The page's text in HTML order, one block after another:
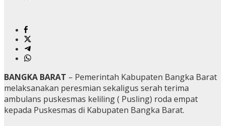
BANGKA BARAT – Pemerintah Kabupaten Bangka Barat
melaksanakan peresmian sekaligus serah terima
ambulans puskesmas keliling ( Pusling) roda empat
kepada Puskesmas di Kabupaten Bangka Barat.